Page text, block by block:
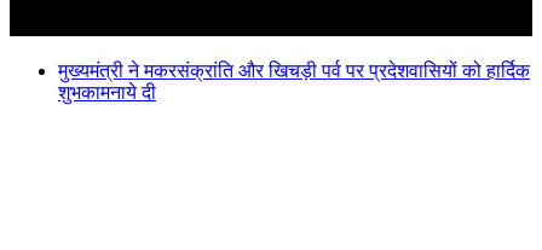
मुख्यमंत्री ने मकरसंक्रांति और खिचड़ी पर्व पर प्रदेशवासियों को हार्दिक
शुभकामनाये दी